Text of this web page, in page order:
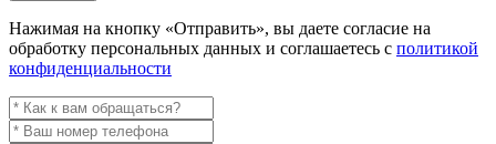
Нажимая на кнопку «Отправить», вы даете согласие на
обработку персональных данных и соглашаетесь с политикой
конфиденциальности